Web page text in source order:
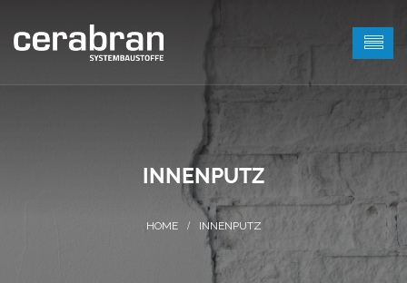
INNENPUTZ
INNENPUTZ